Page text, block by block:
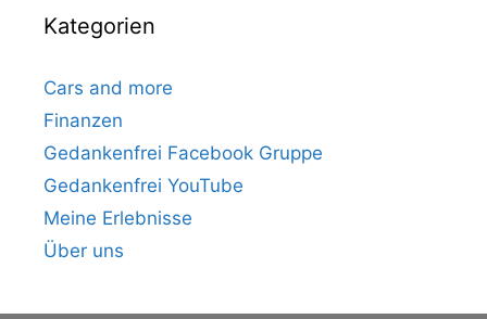
Kategorien
Cars and more
Finanzen
Gedankenfrei Facebook Gruppe
Gedankenfrei YouTube
Meine Erlebnisse
Über uns